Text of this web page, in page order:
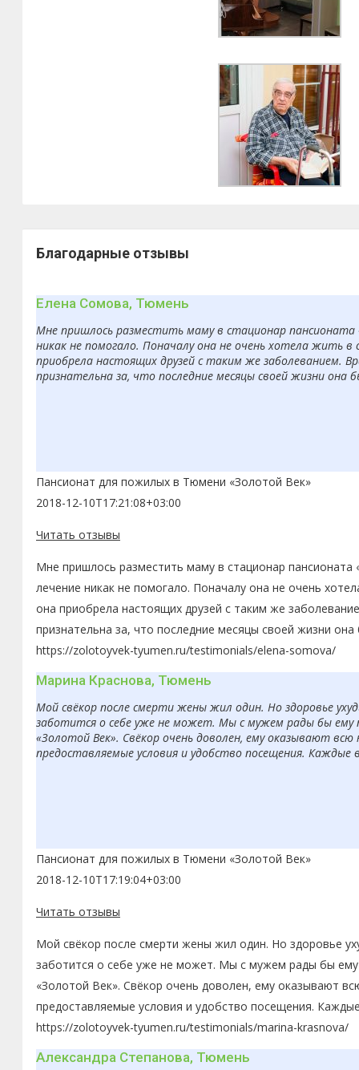
Благодарные отзывы
Елена Сомова, Тюмень
Мне пришлось разместить маму в стационар пансионата
никак не помогало. Поначалу она не очень хотела жить
приобрела настоящих друзей с таким же заболеванием.
признательна за, что последние месяцы своей жизни
Пансионат для пожилых в Тюмени «Золотой Век»
2018-12-10T17:21:08+03:00
Читать отзывы
Мне пришлось разместить маму в стационар
лечение никак не помогало. Поначалу она не очень
она приобрела настоящих друзей с таким же
признательна за, что последние месяцы своей жизни
https://zolotoyvek-tyumen.ru/testimonials/elena-somova/
Марина Краснова, Тюмень
Мой свёкор после смерти жены жил один. Но здоровье
заботится о себе уже не может. Мы с мужем рады бы ему
«Золотой Век». Свёкор очень доволен, ему оказывают
предоставляемые условия и удобство посещения.
Пансионат для пожилых в Тюмени «Золотой Век»
2018-12-10T17:19:04+03:00
Читать отзывы
Мой свёкор после смерти жены жил один. Но здоровье
заботится о себе уже не может. Мы с мужем рады бы ему
«Золотой Век». Свёкор очень доволен, ему оказывают
предоставляемые условия и удобство посещения.
https://zolotoyvek-tyumen.ru/testimonials/marina-krasnova/
Александра Степанова, Тюмень